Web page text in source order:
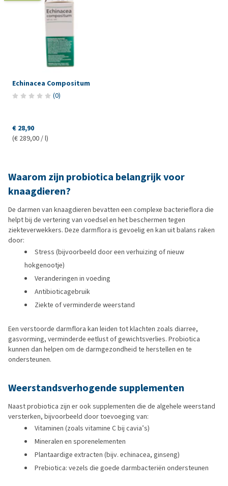
Echinacea Compositum
(0)
€ 28,90
(€ 289,00 / l)
Waarom zijn probiotica belangrijk voor
knaagdieren?
De darmen van knaagdieren bevatten een complexe bacterieflora die
helpt bij de vertering van voedsel en het beschermen tegen
ziekteverwekkers. Deze darmflora is gevoelig en kan uit balans raken
door:
Stress (bijvoorbeeld door een verhuizing of nieuw
hokgenootje)
Veranderingen in voeding
Antibioticagebruik
Ziekte of verminderde weerstand
Een verstoorde darmflora kan leiden tot klachten zoals diarree,
gasvorming, verminderde eetlust of gewichtsverlies. Probiotica
kunnen dan helpen om de darmgezondheid te herstellen en te
ondersteunen.
Weerstandsverhogende supplementen
Naast probiotica zijn er ook supplementen die de algehele weerstand
versterken, bijvoorbeeld door toevoeging van:
Vitaminen (zoals vitamine C bij cavia’s)
Mineralen en sporenelementen
Plantaardige extracten (bijv. echinacea, ginseng)
Prebiotica: vezels die goede darmbacteriën ondersteunen